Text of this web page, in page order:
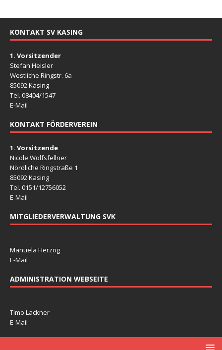
KONTAKT SV KASING
1. Vorsitzender
Stefan Heisler
Westliche Ringstr. 6a
85092 Kasing
Tel. 08404/1547
E-Mail
KONTAKT FÖRDERVEREIN
1. Vorsitzende
Nicole Wolfsfellner
Nördliche Ringstraße 1
85092 Kasing
Tel. 0151/12756052
E-Mail
MITGLIEDERVERWALTUNG SVK
Manuela Herzog
E-Mail
ADMINISTRATION WEBSEITE
Timo Lackner
E-Mail